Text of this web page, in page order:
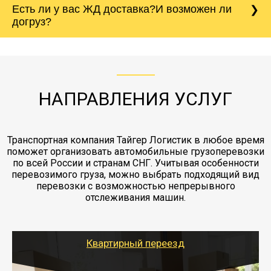
сантиметров. Идеальная упаковка
холодильника - обложить картонными
коробками и обмотать стрейч пленкой.
непредвиденных ситуаций. Делаем страховку
Вашего груза по ставке 0.15 от стоимости
груза. Мы сотрудничаем по услугам страховки
заканчивая выгрузкой в пункте получателя.
морской путь. Речная доставка баржой.
Есть ли у вас ЖД доставка?И возможен ли
догруз?
НАПРАВЛЕНИЯ УСЛУГ
Транспортная компания Тайгер Логистик в любое время
поможет организовать автомобильные грузоперевозки
по всей России и странам СНГ. Учитывая особенности
перевозимого груза, можно выбрать подходящий вид
перевозки с возможностью непрерывного
отслеживания машин.
Квартирный переезд